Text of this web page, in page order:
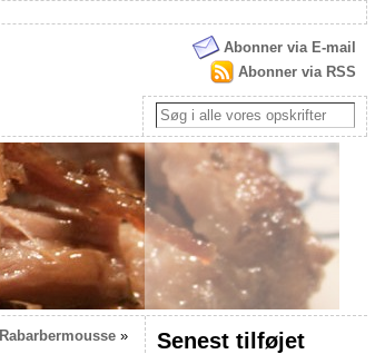
Abonner via E-mail
Abonner via RSS
Rabarbermousse» Senest tilføjet